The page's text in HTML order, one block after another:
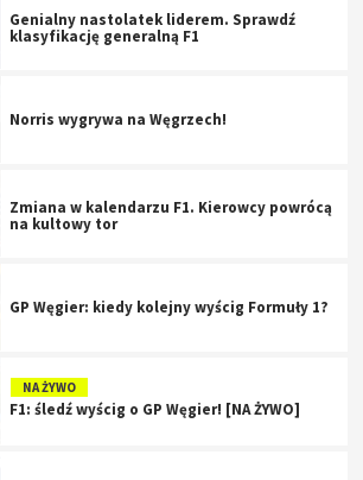
Genialny nastolatek liderem. Sprawdź
klasyfikację generalną F1
Norris wygrywa na Węgrzech!
Zmiana w kalendarzu F1. Kierowcy powrócą
na kultowy tor
GP Węgier: kiedy kolejny wyścig Formuły 1?
NA ŻYWO
F1: śledź wyścig o GP Węgier! [NA ŻYWO]